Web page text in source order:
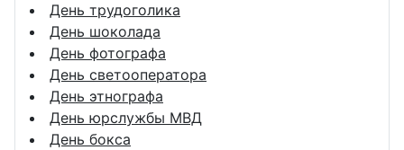
День трудоголика
День шоколада
День фотографа
День светооператора
День этнографа
День юрслужбы МВД
День бокса